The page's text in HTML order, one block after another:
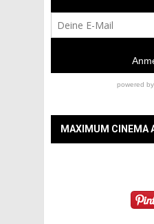
MAXIMUM CINEMA